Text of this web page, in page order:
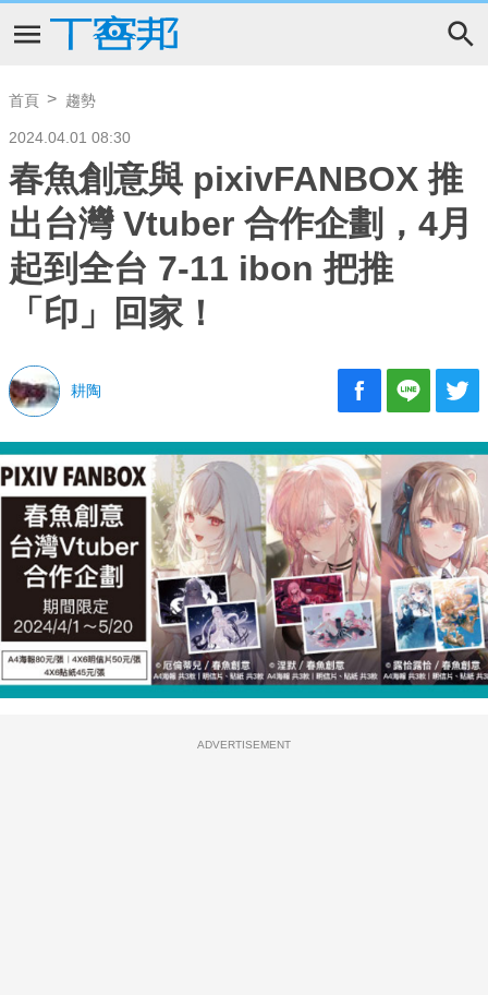
首頁 趨勢
2024.04.01 08:30
春魚創意與 pixivFANBOX 推
出台灣 Vtuber 合作企劃，4月
起到全台 7-11 ibon 把推
「印」回家！
耕陶
ADVERTISEMENT